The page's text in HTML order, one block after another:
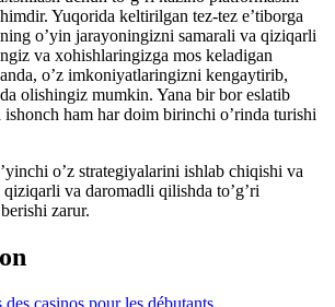
Yuqorida keltirilgan tez-tez e’tiborga
o’yin jarayoningizni samarali va qiziqarli
va xohishlaringizga mos keladigan
o’z imkoniyatlaringizni kengaytirib,
olishingiz mumkin. Yana bir bor eslatib
ham har doim birinchi o’rinda turishi
o’z strategiyalarini ishlab chiqishi va
va daromadli qilishda to’g’ri
zarur.
casinos pour les débutants